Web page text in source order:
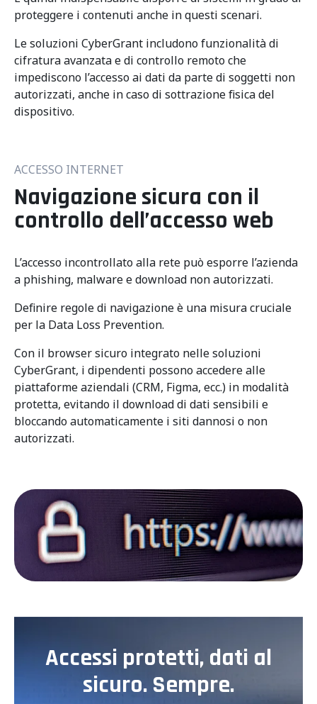
proteggere i contenuti anche in questi scenari.
Le soluzioni CyberGrant includono funzionalità di
cifratura avanzata e di controllo remoto che
impediscono l’accesso ai dati da parte di soggetti non
autorizzati, anche in caso di sottrazione fisica del
dispositivo.
ACCESSO INTERNET
Navigazione sicura con il
controllo dell’accesso web
L’accesso incontrollato alla rete può esporre l’azienda
a phishing, malware e download non autorizzati.
Definire regole di navigazione è una misura cruciale
per la Data Loss Prevention.
Con il browser sicuro integrato nelle soluzioni
CyberGrant, i dipendenti possono accedere alle
piattaforme aziendali (CRM, Figma, ecc.) in modalità
protetta, evitando il download di dati sensibili e
bloccando automaticamente i siti dannosi o non
autorizzati.
Accessi protetti, dati al
sicuro. Sempre.